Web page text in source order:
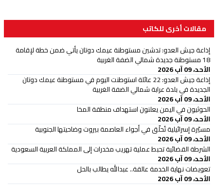
مقالات أخرى للكاتب
إذاعة جيش العدو: تدشين مستوطنة عيمك دوتان يأتي ضمن خطة لإقامة
18 مستوطنة جديدة شمالي الضفة الغربية
الأحد، 09 آب 2026
إذاعة جيش العدو: 22 عائلة استوطنت اليوم في مستوطنة عيمك دوتان
الجديدة في بلدة عرابة شمالي الضفة الغربية
الأحد، 09 آب 2026
الحوثيون في اليمن يعلنون استهداف منطقة المخا
الأحد، 09 آب 2026
مسيّرة إسرائيلية تُحلّق في أجواء العاصمة بيروت وضاحيتها الجنوبية
الأحد، 09 آب 2026
الشرطة القضائية تحبط عملية تهريب مخدرات إلى المملكة العربية السعودية
الأحد، 09 آب 2026
تعويضات نهاية الخدمة عالقة.. عبدالله يطالب بالحل
الأحد، 09 آب 2026